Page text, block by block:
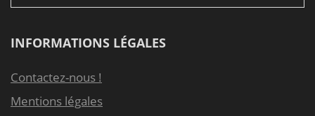
INFORMATIONS LÉGALES
Contactez-nous !
Mentions légales